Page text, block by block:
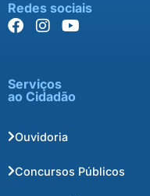
Redes sociais
Serviços
ao Cidadão
Ouvidoria
Concursos Públicos